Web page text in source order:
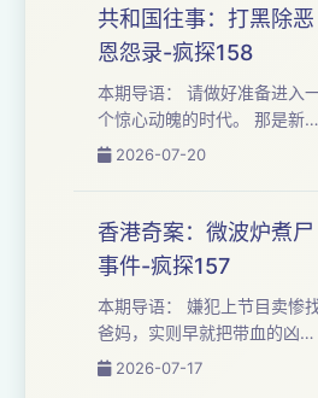
封死的村屋，一套来自泰国的
邪术…… 当执念变成疯魔，谁
才是真正的猎物？ 想加听友群
的朋友请添加微信：
fengquleyuan888 如有商务合
作也可联系该号，备注品牌及
银河系漫游...
共和国往事：打黑除恶
恩怨录-疯探158
本期导语： 请做好准备进入一
个惊心动魄的时代。 那是新旧
秩序剧烈碰撞的蛮荒年代，从
到普通群众，都被卷入这场治
乱的拉锯战。 无数当年没人敢
往外说的隐秘细节，和差一点
就彻底扭转整个治安走向的关
键抉择，节目中会慢慢拆解。
想加听友群的朋友请添加微
2026-07-20
香港奇案：微波炉煮尸
事件-疯探157
本期导语： 嫌犯上节目卖惨找
爸妈，实则早就把带血的凶
器、600个装尸块的饭盒藏在
2026-07-17